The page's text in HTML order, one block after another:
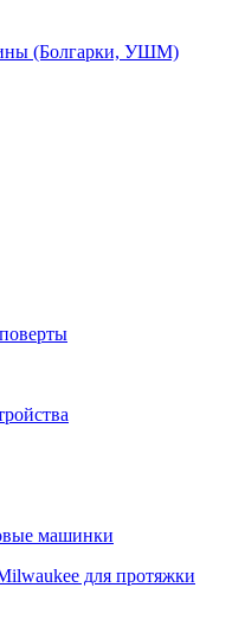
(Болгарки, УШМ)
машинки
для протяжки